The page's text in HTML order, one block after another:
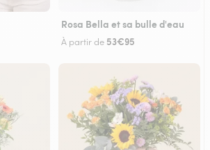
Rosa Bella et sa bulle d'eau
À partir de 53€95